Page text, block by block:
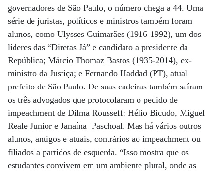
governadores de São Paulo, o número chega a 44. Uma
série de juristas, políticos e ministros também foram
alunos, como Ulysses Guimarães (1916-1992), um dos
líderes das “Diretas Já” e candidato a presidente da
República; Márcio Thomaz Bastos (1935-2014), ex-
ministro da Justiça; e Fernando Haddad (PT), atual
prefeito de São Paulo. De suas cadeiras também saíram
os três advogados que protocolaram o pedido de
impeachment de Dilma Rousseff: Hélio Bicudo, Miguel
Reale Junior e Janaína Paschoal. Mas há vários outros
alunos, antigos e atuais, contrários ao impeachment ou
filiados a partidos de esquerda. “Isso mostra que os
estudantes convivem em um ambiente plural, onde as